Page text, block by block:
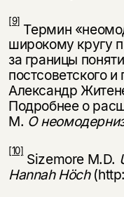
[9] Термин
широкому кругу
за границы
постсоветского
Александр
Подробнее о
М. О
[10]Sizemore M.D.
Hannah Höch